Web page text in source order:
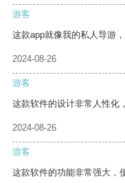
游客
这款app就像我的私人导游
2024-08-26
游客
这款软件的设计非常人性化
2024-08-26
游客
这款软件的功能非常强大，